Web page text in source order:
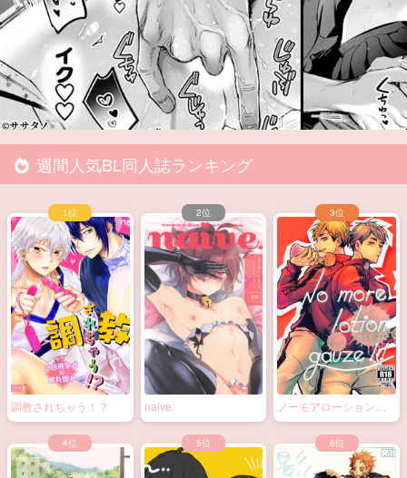
週間人気BL同人誌ランキング
調教されちゃう！？ naive.
ノーモアローションガ
ーゼ!!